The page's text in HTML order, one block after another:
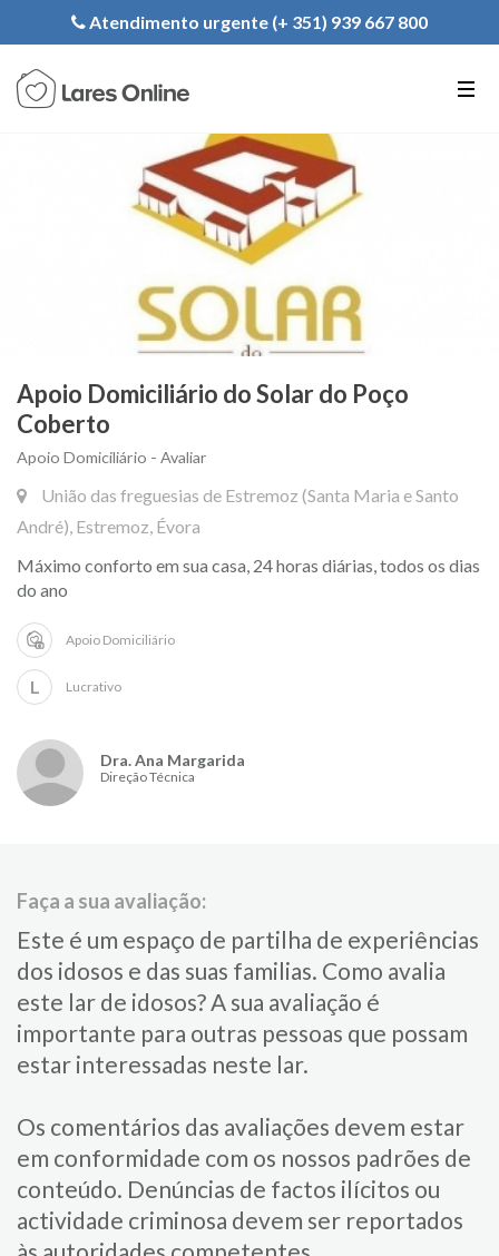
Registe a sua Instituição
Atendimento urgente (+ 351) 939 667 800
Apoio Domiciliário do Solar do Poço
Coberto
Apoio Domiciliário - Avaliar
União das freguesias de Estremoz (Santa Maria e Santo
André), Estremoz, Évora
Máximo conforto em sua casa, 24 horas diárias, todos os dias
do ano
Apoio Domiciliário
L Lucrativo
Dra. Ana Margarida
Direção Técnica
Faça a sua avaliação:
Este é um espaço de partilha de experiências
dos idosos e das suas familias.​ Como avalia
este lar de idosos?​ ​A sua avaliação é
importante para​ outras pessoas que possam
estar interessadas neste lar.
Os comentários das avaliações devem estar
em conformidade com os nossos padrões de
conteúdo. Denúncias de factos ilícitos ou
actividade criminosa devem ser reportados